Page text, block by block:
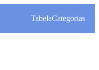
TabelaCategorias